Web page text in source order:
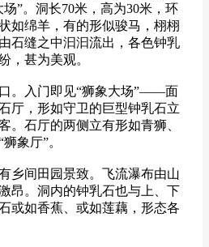
”。洞长70米，高为30米，环
如绵羊，有的形似骏马，栩栩
石缝之中汩汩流出，各色钟乳
，甚为美观。
入门即见“狮象大场”——面
厅，形如守卫的巨型钟乳石立
。石厅的两侧立有形如青狮、
象厅”。
间田园景致。飞流瀑布由山
昂。洞内的钟乳石也与上、下
或如香蕉、或如莲藕，形态各